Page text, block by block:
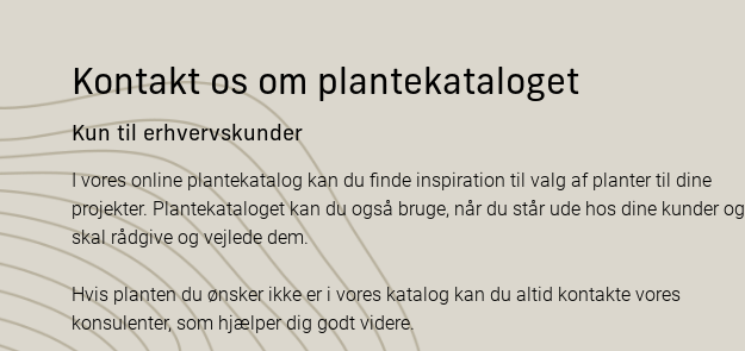
Kontakt os om plantekataloget
Kun til erhvervskunder
I vores online plantekatalog kan du finde inspiration til valg af planter til dine
projekter. Plantekataloget kan du også bruge, når du står ude hos dine kunder og
skal rådgive og vejlede dem.
Hvis planten du ønsker ikke er i vores katalog kan du altid kontakte vores
konsulenter, som hjælper dig godt videre.